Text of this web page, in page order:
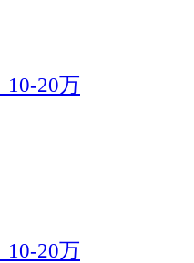
10-20万
10-20万